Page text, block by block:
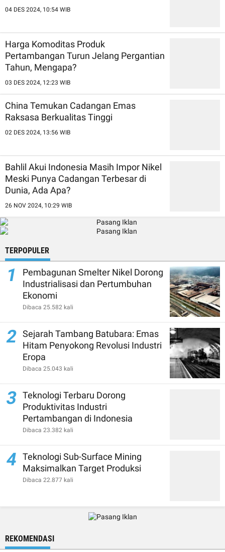
04 DES 2024, 10:54 WIB
Harga Komoditas Produk
Pertambangan Turun Jelang Pergantian
Tahun, Mengapa?
03 DES 2024, 12:23 WIB
China Temukan Cadangan Emas
Raksasa Berkualitas Tinggi
02 DES 2024, 13:56 WIB
Bahlil Akui Indonesia Masih Impor Nikel
Meski Punya Cadangan Terbesar di
Dunia, Ada Apa?
26 NOV 2024, 10:29 WIB
TERPOPULER
1
Pembagunan Smelter Nikel Dorong
Industrialisasi dan Pertumbuhan
Ekonomi
Dibaca 25.582 kali
2 Sejarah Tambang Batubara: Emas
Hitam Penyokong Revolusi Industri
Eropa
Dibaca 25.043 kali
3 Teknologi Terbaru Dorong
Produktivitas Industri
Pertambangan di Indonesia
Dibaca 23.382 kali
4
Teknologi Sub-Surface Mining
Maksimalkan Target Produksi
Dibaca 22.877 kali
REKOMENDASI